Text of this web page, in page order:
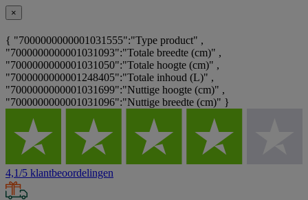
×
{ "7000000000001031555":"Type product" ,
"7000000000001031093":"Totale breedte (cm)" ,
"7000000000001031050":"Totale hoogte (cm)" ,
"7000000000001248405":"Totale inhoud (L)" ,
"7000000000001031699":"Nuttige hoogte (cm)" ,
"7000000000001031096":"Nuttige breedte (cm)" }
4,1/5 klantbeoordelingen